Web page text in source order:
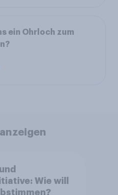
ein Ohrloch zum
Wie will